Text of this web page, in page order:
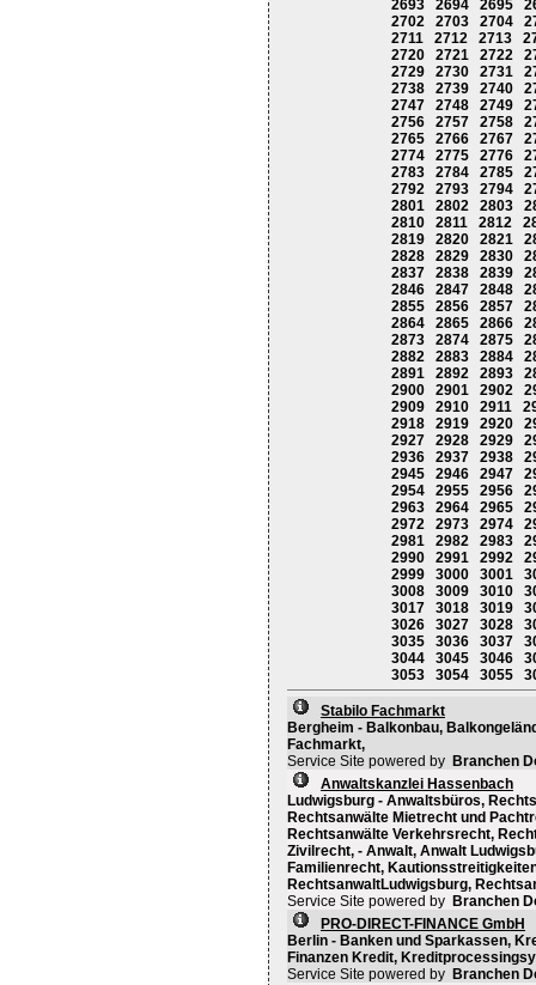
2693
2694 2695
2702
2703 2704
2711
2712 2713
2720
2721 2722
2729
2730 2731
2738
2739 2740
2747
2748 2749
2756
2757 2758
2765
2766 2767
2774
2775 2776
2783
2784 2785
2792
2793 2794
2801
2802 2803
2810
2811 2812
2819
2820 2821
2828
2829 2830
2837
2838 2839
2846
2847 2848
2855
2856 2857
2864
2865 2866
2873
2874 2875
2882
2883 2884
2891
2892 2893
2900
2901 2902
2909
2910 2911
2918
2919 2920
2927
2928 2929
2936
2937 2938
2945
2946 2947
2954
2955 2956
2963
2964 2965
2972
2973 2974
2981
2982 2983
2990
2991 2992
2999
3000 3001
3008
3009 3010
3017
3018 3019
3026
3027 3028
3035
3036 3037
3044
3045 3046
3053
3054 3055
Stabilo Fachmarkt
Bergheim - Balkonbau,
Fachmarkt,
Service Site powered by Branchen
Anwaltskanzlei Hassenbach
Ludwigsburg - Anwaltsbüros,
Rechtsanwälte Mietrecht und
Rechtsanwälte Verkehrsrecht,
Zivilrecht, - Anwalt, Anwalt
Familienrecht,
RechtsanwaltLudwigsburg,
Service Site powered by Branchen
PRO-DIRECT-FINANCE GmbH
Berlin - Banken und Sparkassen,
Finanzen Kredit,
Service Site powered by Branchen